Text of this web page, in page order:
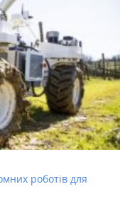
роботів для